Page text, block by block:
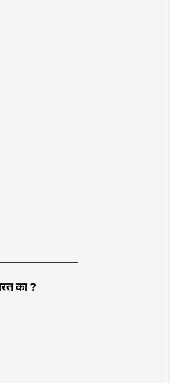
का ?